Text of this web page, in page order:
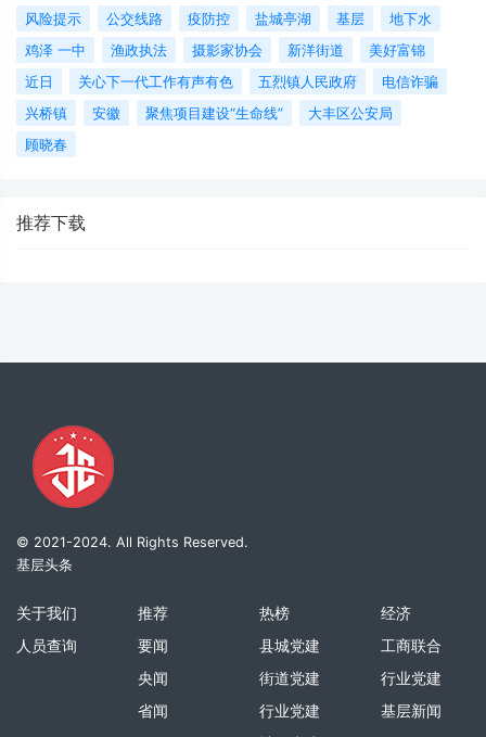
风险提示
公交线路 疫防控 盐城亭湖 基层
地下水
鸡泽 一中
渔政执法 摄影家协会 新洋街道
美好富锦
近日
关心下一代工作有声有色 五烈镇人民政府
电信诈骗
兴桥镇
安徽 聚焦项目建设“生命线”
大丰区公安局
顾晓春
推荐下载
© 2021-2024. All Rights Reserved.
基层头条
关于我们
人员查询
推荐
要闻
央闻
省闻
热榜
县城党建
街道党建
行业党建
经济
工商联合
行业党建
基层新闻